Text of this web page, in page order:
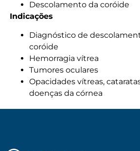
Descolamento da coróide
Indicações
Diagnóstico de
coróide
Hemorragia vítrea
Tumores oculares
Opacidades vítreas,
doenças da córnea